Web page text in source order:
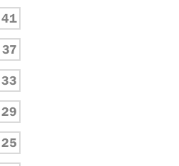
41
37
33
29
25